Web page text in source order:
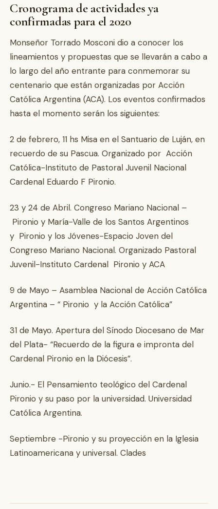
Cronograma de actividades ya
confirmadas para el 2020
Monseñor Torrado Mosconi dio a conocer los
lineamientos y propuestas que se llevarán a cabo a
lo largo del año entrante para conmemorar su
centenario que están organizadas por Acción
Católica Argentina (ACA). Los eventos confirmados
hasta el momento serán los siguientes:
2 de febrero, 11 hs Misa en el Santuario de Luján, en
recuerdo de su Pascua. Organizado por Acción
Católica-Instituto de Pastoral Juvenil Nacional
Cardenal Eduardo F Pironio.
23 y 24 de Abril. Congreso Mariano Nacional –
Pironio y María-Valle de los Santos Argentinos
y Pironio y los Jóvenes-Espacio Joven del
Congreso Mariano Nacional. Organizado Pastoral
Juvenil-Instituto Cardenal Pironio y ACA
9 de Mayo – Asamblea Nacional de Acción Católica
Argentina – “ Pironio y la Acción Católica”
31 de Mayo. Apertura del Sínodo Diocesano de Mar
del Plata- “Recuerdo de la figura e impronta del
Cardenal Pironio en la Diócesis”.
Junio.- El Pensamiento teológico del Cardenal
Pironio y su paso por la universidad. Universidad
Católica Argentina.
Septiembre -Pironio y su proyección en la Iglesia
Latinoamericana y universal. Clades